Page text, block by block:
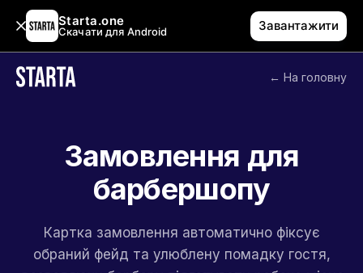
Starta.one
Скачати для Android Завантажити
← На головну
Замовлення для
барбершопу
Картка замовлення автоматично фіксує
обраний фейд та улюблену помадку гостя,